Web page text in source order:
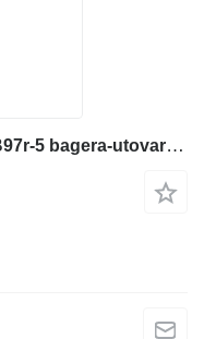
Razvodni remen za Komatsu WB97r-5 bagera-utovarivača